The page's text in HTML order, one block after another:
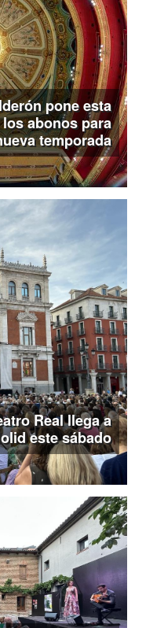
pone esta
abonos para
temporada
Real llega a
este sábado